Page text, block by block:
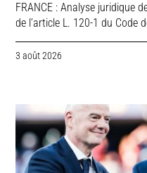
FRANCE : Analyse juridique
de l’article L. 120-1 du Code
3 août 2026